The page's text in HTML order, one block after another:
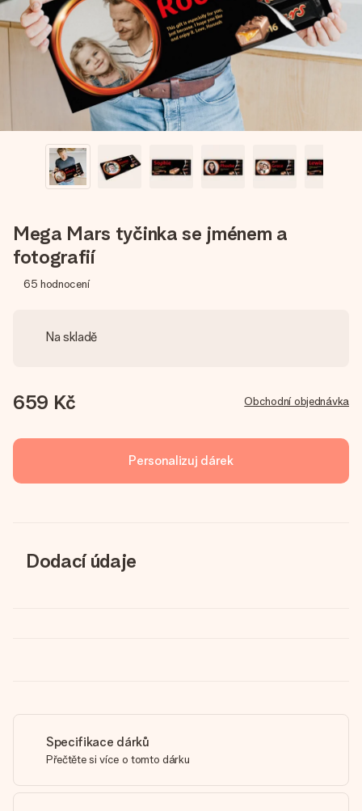
jménem, vaší fotografií nebo vzkazem, který doopravdy
zahřeje u srdce. Žádné zbytečné složitosti, jen spousta
lásky pro daný okamžik.
Mega Mars tyčinka se jménem a
fotografií
65 hodnocení
Na skladě
659 Kč Obchodní objednávka
Personalizuj dárek
Dodací údaje
Specifikace dárků
Přečtěte si více o tomto dárku